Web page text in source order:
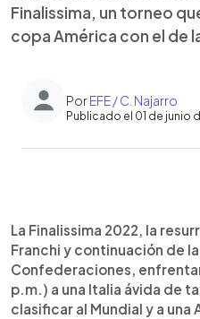
Finalissima, un torneo
copa América con el de
PorEFE / C. Najarro
Publicado el 01 de junio
► Escuchar artículo
La Finalissima 2022, la
Franchi y continuación de
Confederaciones,
p.m.) a una Italia ávida de
clasificar al Mundial y a